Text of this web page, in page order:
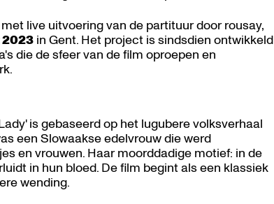
live uitvoering van de partituur door rousay,
in Gent. Het project is sindsdien ontwikkeld
die de sfeer van de film oproepen en
is gebaseerd op het lugubere volksverhaal
een Slowaakse edelvrouw die werd
en vrouwen. Haar moorddadige motief: in de
in hun bloed. De film begint als een klassiek
wending.